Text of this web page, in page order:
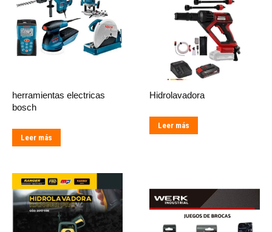
herramientas electricas
bosch
Leer más
Hidrolavadora
Leer más